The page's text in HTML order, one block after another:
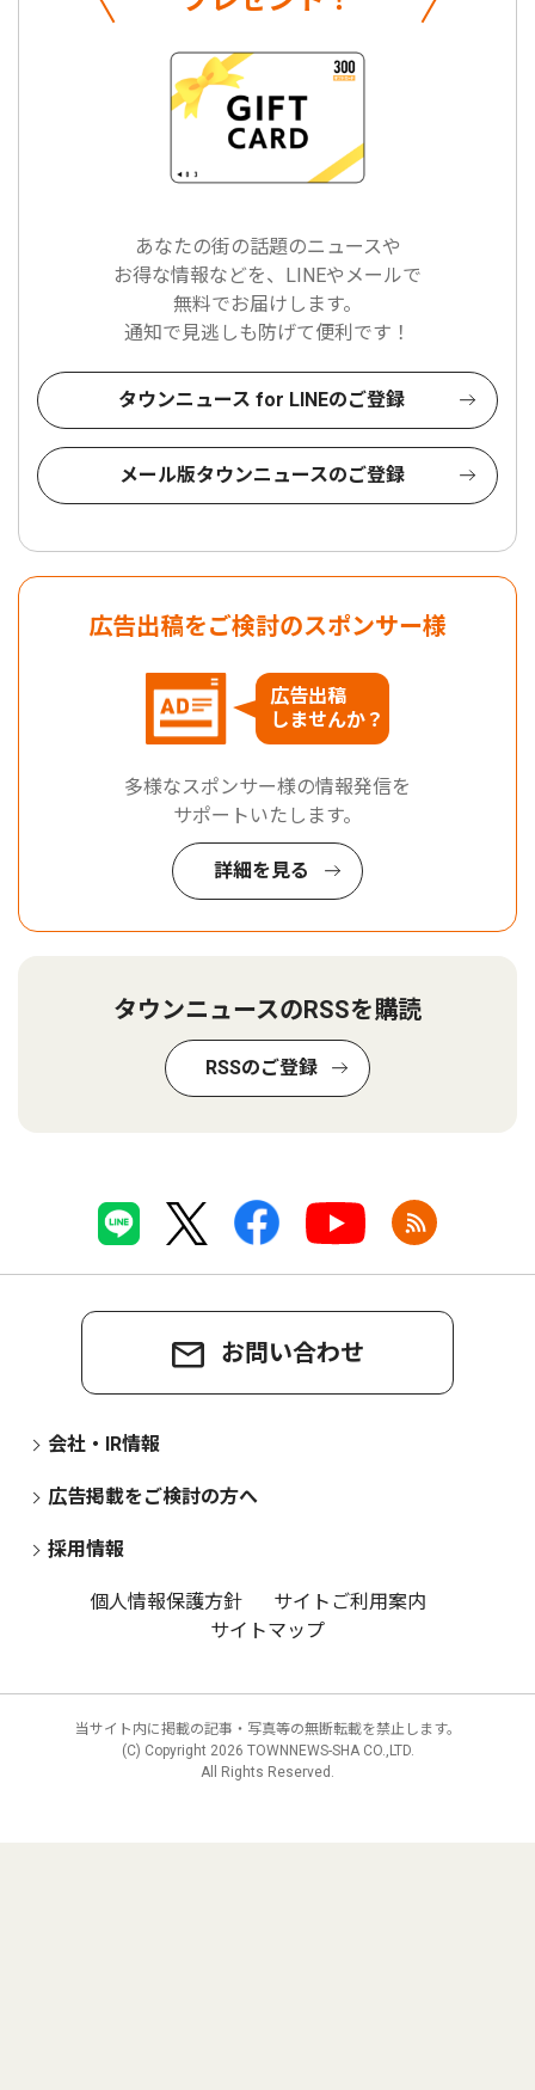
あなたの街の話題のニュースや
お得な情報などを、LINEやメールで
無料でお届けします。
通知で見逃しも防げて便利です！
タウンニュース for LINEのご登録
メール版タウンニュースのご登録
広告出稿をご検討のスポンサー様
広告出稿
しませんか？
多様なスポンサー様の情報発信を
サポートいたします。
詳細を見る
タウンニュースのRSSを購読
RSSのご登録
お問い合わせ
会社・IR情報
広告掲載をご検討の方へ
採用情報
個人情報保護方針
サイトご利用案内
サイトマップ
当サイト内に掲載の記事・写真等の無断転載を禁止します。
(C) Copyright 2026 TOWNNEWS-SHA CO.,LTD.
All Rights Reserved.